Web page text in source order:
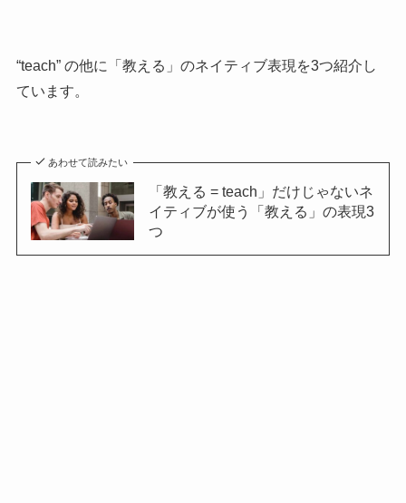
“teach” の他に「教える」のネイティブ表現を3つ紹介し
ています。
あわせて読みたい
「教える = teach」だけじゃないネ
イティブが使う「教える」の表現3
つ